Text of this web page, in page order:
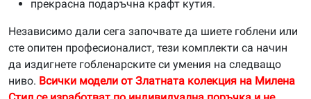
прекрасна подаръчна крафт кутия.
Независимо дали сега започвате да шиете гоблени или
сте опитен професионалист, тези комплекти са начин
да издигнете гобленарските си умения на следващо
ниво. Всички модели от Златната колекция на Милена